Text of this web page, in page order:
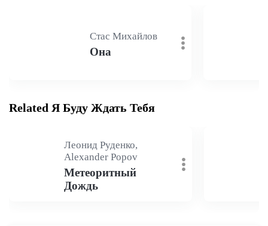
Стас Михайлов
Она
Related Я Буду Ждать Тебя
Леонид Руденко,
Alexander Popov
Метеоритный
Дождь